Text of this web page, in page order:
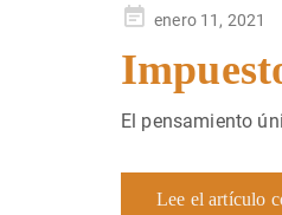
Publicado
enero 11, 2021
El pensamiento
Lee el artículo